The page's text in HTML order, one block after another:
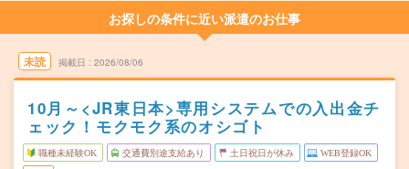
お探しの条件に近い派遣のお仕事
未読 掲載日 2026/08/06
10月～<JR東日本>専用システムでの入出金チ
ェック！モクモク系のオシゴト
職種未経験OK 交通費別途支給あり 土日祝日が休み WEB登録OK